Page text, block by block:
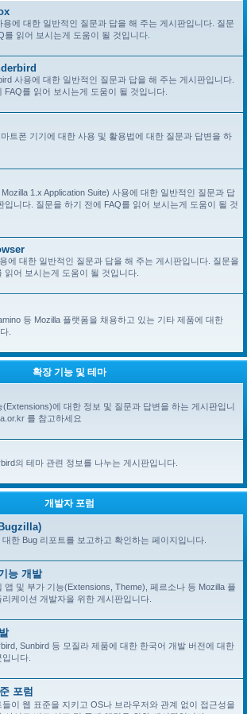
용에 대한 일반적인 질문과 답을 해 주는 게시판입니다. 질문
를 읽어 보시는게 도움이 될 것입니다.
사용에 대한 일반적인 질문과 답을 해 주는 게시판입니다.
FAQ를 읽어 보시는게 도움이 될 것입니다.
트폰 기기에 대한 사용 및 활용법에 대한 질문과 답변을 하
1.x Application Suite) 사용에 대한 일반적인 질문과 답
입니다. 질문을 하기 전에 FAQ를 읽어 보시는게 도움이 될 것
에 대한 일반적인 질문과 답을 해 주는 게시판입니다. 질문을
읽어 보시는게 도움이 될 것입니다.
등 Mozilla 플랫폼을 채용하고 있는 기타 제품에 대한
.
확장 기능 및 테마
(Extensions)에 대한 정보 및 질문과 답변을 하는 게시판입니
를 참고하세요
의 테마 관련 정보를 나누는 게시판입니다.
개발자 포럼
대한 Bug 리포트를 보고하고 확인하는 페이지입니다.
능 개발
앱 및 부가 기능(Extensions, Theme), 페르소나 등 Mozilla 플
케이션 개발자을 위한 게시판입니다.
Sunbird 등 모질라 제품에 대한 한국어 개발 버전에 대한
니다.
포럼
들이 웹 표준을 지키고 OS나 브라우저와 관계 없이 접근성을